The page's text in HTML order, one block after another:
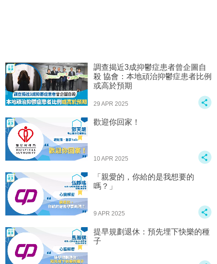
調查揭近3成抑鬱症患者曾企圖自
殺 協會：本地頑治抑鬱症患者比例
或高於預期
29 APR 2025
歡迎你回家！
10 APR 2025
「親愛的，你給的是我想要的
嗎？」
9 APR 2025
提早規劃退休：預先埋下快樂的種
子